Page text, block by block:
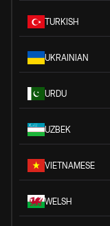
TURKISH
UKRAINIAN
URDU
UZBEK
VIETNAMESE
WELSH